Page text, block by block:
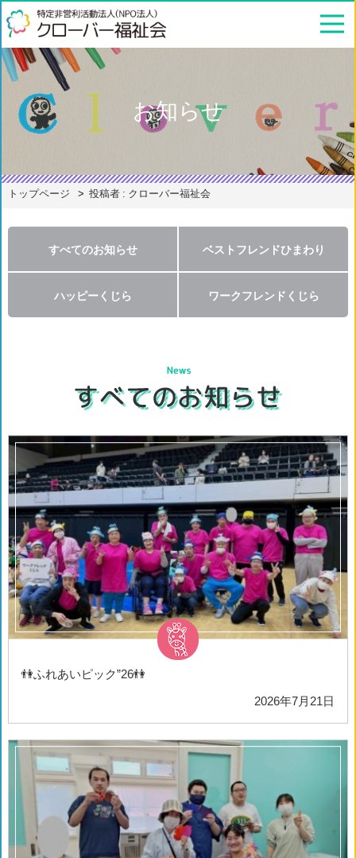
お知らせ
トップページ 投稿者 : クローバー福祉会
すべてのお知らせ ベストフレンドひまわり
ハッピーくじら ワークフレンドくじら
👫ふれあいピック”26👫
2026年7月21日